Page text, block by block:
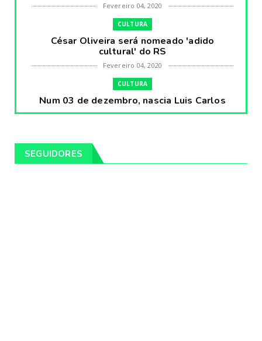
Fevereiro 04, 2020
CULTURA
César Oliveira será nomeado 'adido
cultural' do RS
Fevereiro 04, 2020
CULTURA
Num 03 de dezembro, nascia Luis Carlos
Prestes, o Cavaleiro ...
Pintores da Temática Gauchesca - parte
SEGUIDORES